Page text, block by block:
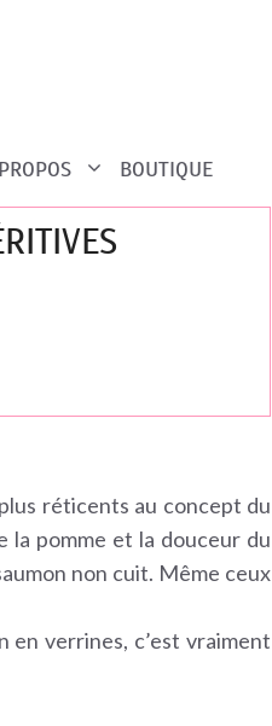
BOUTIQUE
réticents au concept du
la pomme et la douceur du
non cuit. Même ceux
verrines, c’est vraiment